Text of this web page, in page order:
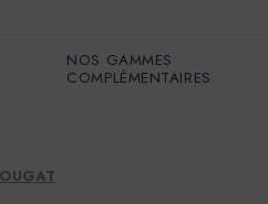
NOS GAMMES
COMPLÉMENTAIRES